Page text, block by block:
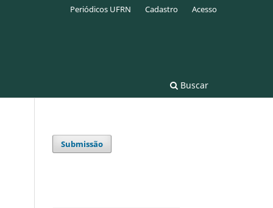
Buscar
Periódicos UFRN Cadastro Acesso
Submissão